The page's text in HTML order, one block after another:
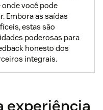
onde você pode
Embora as saídas
estas são
poderosas para
honesto dos
integrais.
experiência